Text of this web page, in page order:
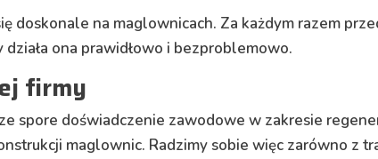
doskonale na maglownicach. Za każdym razem
ona prawidłowo i bezproblemowo.
firmy
spore doświadczenie zawodowe w zakresie
maglownic. Radzimy sobie więc zarówno z